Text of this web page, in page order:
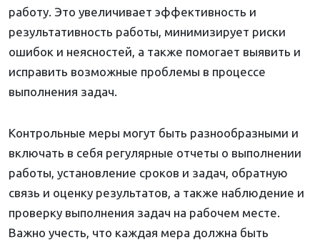
работу. Это увеличивает эффективность и
результативность работы, минимизирует риски
ошибок и неясностей, а также помогает выявить и
исправить возможные проблемы в процессе
выполнения задач.
Контрольные меры могут быть разнообразными и
включать в себя регулярные отчеты о выполнении
работы, установление сроков и задач, обратную
связь и оценку результатов, а также наблюдение и
проверку выполнения задач на рабочем месте.
Важно учесть, что каждая мера должна быть